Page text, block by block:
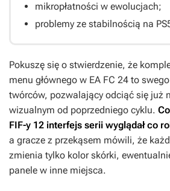
mikropłatności w ewolucjach;
problemy ze stabilnością na
Pokuszę się o stwierdzenie, że
menu głównego w EA FC 24 to
twórców, pozwalający odciąć się już
wizualnym od poprzedniego cyklu.
FIF-y 12 interfejs serii wyglądał co
a gracze z przekąsem mówili, że
zmienia tylko kolor skórki,
panele w inne miejsca.